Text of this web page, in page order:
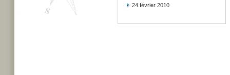
24 février 2010